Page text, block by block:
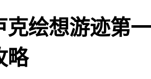
克绘想游迹第
略